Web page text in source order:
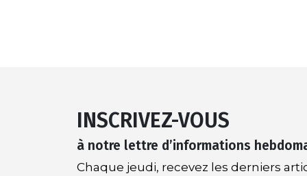
INSCRIVEZ-VOUS
à notre lettre d’informations
Chaque jeudi, recevez les derniers